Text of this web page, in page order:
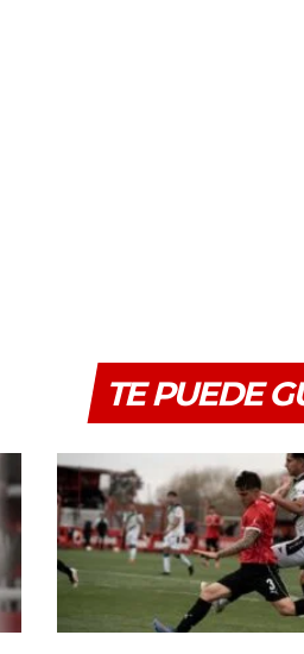
TE PUEDE